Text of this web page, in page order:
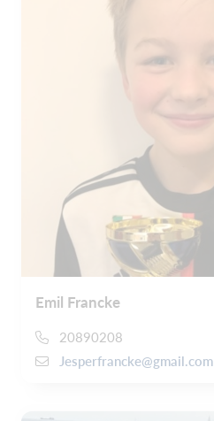
Emil Francke
20890208
Jesperfrancke@gmail.com